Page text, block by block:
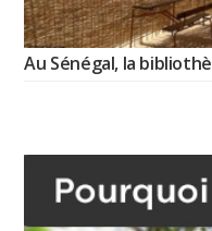
Au Sénégal, la